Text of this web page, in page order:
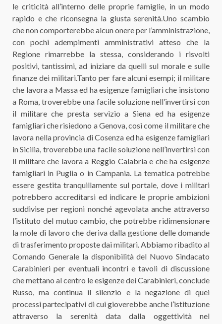
le criticità all’interno delle proprie famiglie, in un modo
rapido e che riconsegna la giusta serenità.Uno scambio
che non comporterebbe alcun onere per l’amministrazione,
con pochi adempimenti amministrativi atteso che la
Regione rimarrebbe la stessa, considerando i risvolti
positivi, tantissimi, ad iniziare da quelli sul morale e sulle
finanze dei militari.Tanto per fare alcuni esempi; il militare
che lavora a Massa ed ha esigenze famigliari che insistono
a Roma, troverebbe una facile soluzione nell’invertirsi con
il militare che presta servizio a Siena ed ha esigenze
famigliari che risiedono a Genova, così come il militare che
lavora nella provincia di Cosenza ed ha esigenze famigliari
in Sicilia, troverebbe una facile soluzione nell’invertirsi con
il militare che lavora a Reggio Calabria e che ha esigenze
famigliari in Puglia o in Campania. La tematica potrebbe
essere gestita tranquillamente sul portale, dove i militari
potrebbero accreditarsi ed indicare le proprie ambizioni
suddivise per regioni nonché agevolata anche attraverso
l’istituto del mutuo cambio, che potrebbe ridimensionare
la mole di lavoro che deriva dalla gestione delle domande
di trasferimento proposte dai militari. Abbiamo ribadito al
Comando Generale la disponibilità del Nuovo Sindacato
Carabinieri per eventuali incontri e tavoli di discussione
che mettano al centro le esigenze dei Carabinieri, conclude
Russo, ma continua il silenzio e la negazione di quei
processi partecipativi di cui gioverebbe anche l’istituzione
attraverso la serenità data dalla oggettività nel